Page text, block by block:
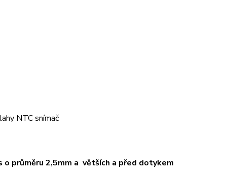
NTC snímač
o průměru 2,5mm a větších a před dotykem